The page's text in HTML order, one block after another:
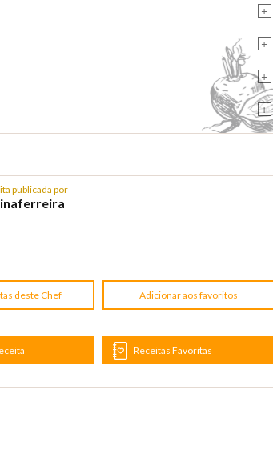
+
+
+
+
publicada por
deste Chef Adicionar aos favoritos
Receitas Favoritas